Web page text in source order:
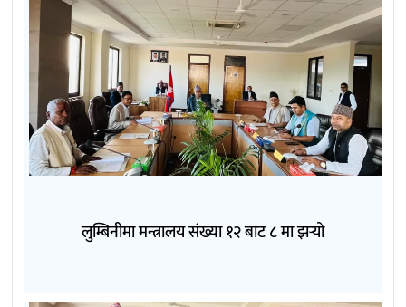
लुम्बिनीमा मन्त्रालय संख्या १२ बाट ८ मा झर्‍यो